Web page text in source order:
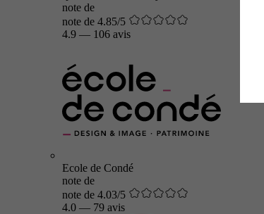
note de
note de 4.85/5
4.9 — 106 avis
Ecole de Condé
note de
note de 4.03/5
4.0 — 79 avis